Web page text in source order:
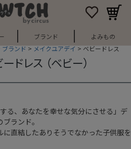
ブランド
よみもの
ブランド メイクユアデイ ベビードレス
ドレス （ベビー）
る、あなたを幸せな気分にさせる」デ
ランド。
直結したありそうでなかった子供服を